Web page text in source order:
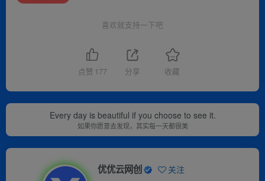
喜欢就支持一下吧
点赞 177 分享 收藏
Every day is beautiful if you choose to see it.
如果你愿意去发现，其实每一天都很美
优优云网创 关注